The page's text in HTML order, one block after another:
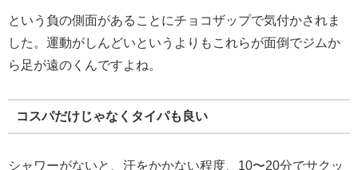
という負の側面があることにチョコザップで気付かされま
した。運動がしんどいというよりもこれらが面倒でジムか
ら足が遠のくんですよね。
コスパだけじゃなくタイパも良い
シャワーがないと、汗をかかない程度、10〜20分でサクッ